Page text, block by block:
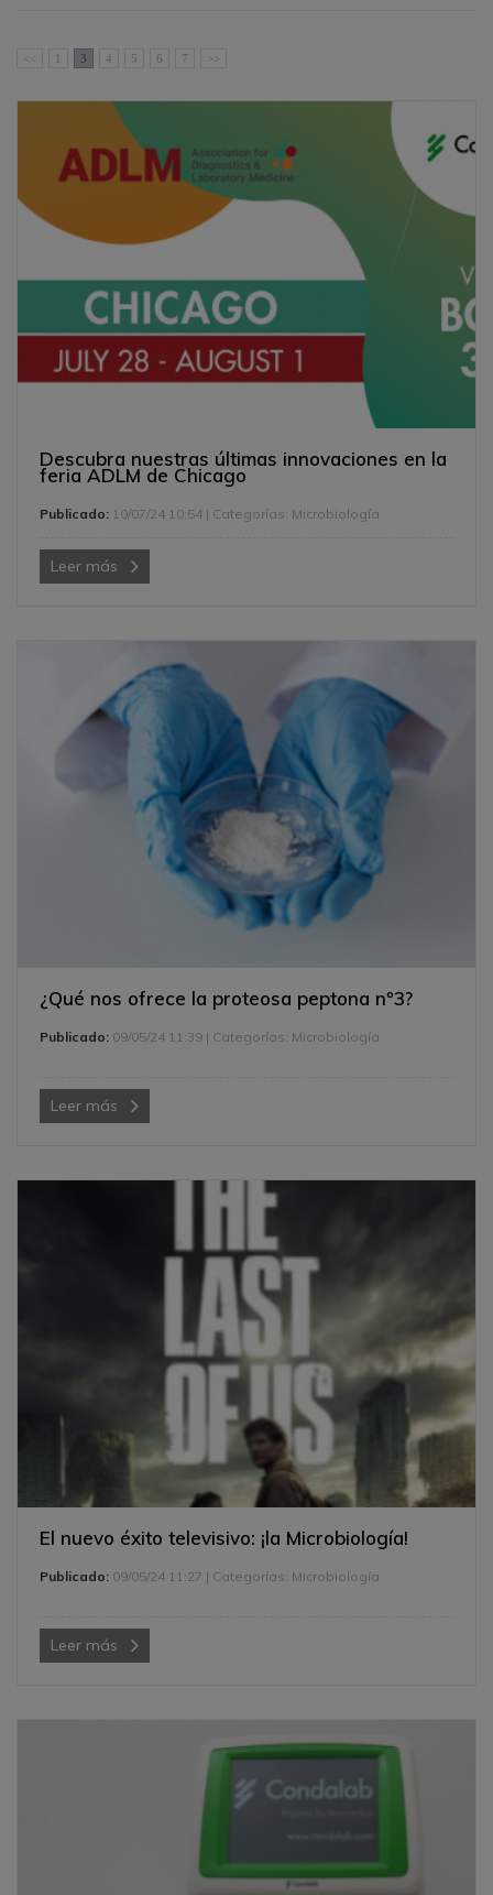
<< 1 3 4 5 6 7 >>
Descubra nuestras últimas innovaciones en la
feria ADLM de Chicago
Publicado: 10/07/24 10:54 | Categorías: Microbiología
Leer más
¿Qué nos ofrece la proteosa peptona nº3?
Publicado: 09/05/24 11:39 | Categorías: Microbiología
Leer más
El nuevo éxito televisivo: ¡la Microbiología!
Publicado: 09/05/24 11:27 | Categorías: Microbiología
Leer más